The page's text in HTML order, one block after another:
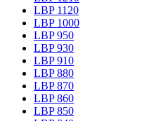
LBP 1120
LBP 1000
LBP 950
LBP 930
LBP 910
LBP 880
LBP 870
LBP 860
LBP 850